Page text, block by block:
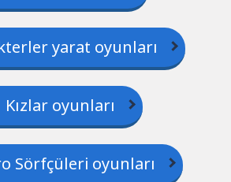
yarat oyunları
Kızlar oyunları
Sörfçüleri oyunları